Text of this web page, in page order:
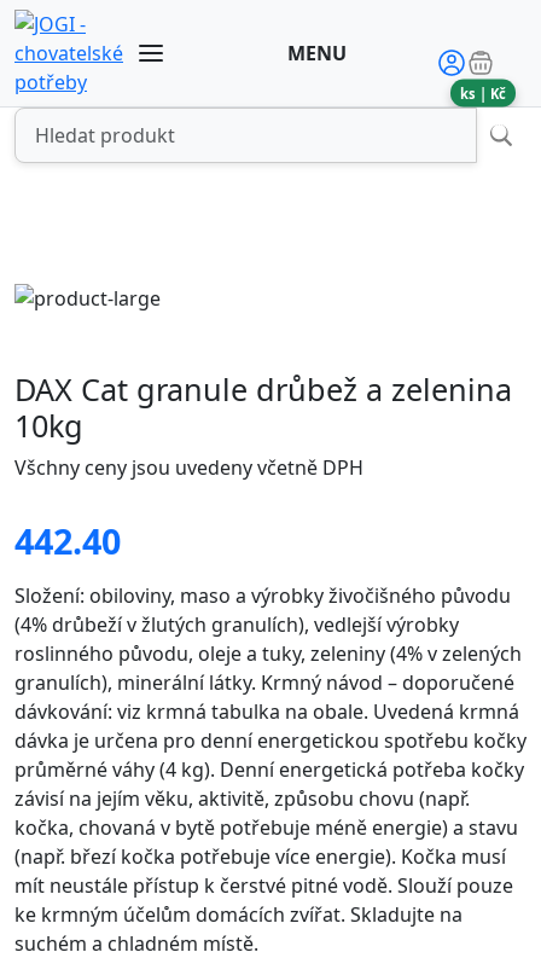
MENU
ks | Kč
DAX Cat granule drůbež a zelenina
10kg
Všchny ceny jsou uvedeny včetně DPH
442.40
Složení: obiloviny, maso a výrobky živočišného původu
(4% drůbeží v žlutých granulích), vedlejší výrobky
roslinného původu, oleje a tuky, zeleniny (4% v zelených
granulích), minerální látky. Krmný návod – doporučené
dávkování: viz krmná tabulka na obale. Uvedená krmná
dávka je určena pro denní energetickou spotřebu kočky
průměrné váhy (4 kg). Denní energetická potřeba kočky
závisí na jejím věku, aktivitě, způsobu chovu (např.
kočka, chovaná v bytě potřebuje méně energie) a stavu
(např. březí kočka potřebuje více energie). Kočka musí
mít neustále přístup k čerstvé pitné vodě. Slouží pouze
ke krmným účelům domácích zvířat. Skladujte na
suchém a chladném místě.